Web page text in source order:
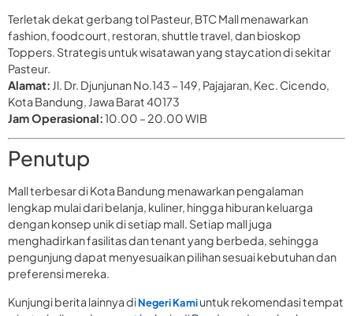
Terletak dekat gerbang tol Pasteur, BTC Mall menawarkan
fashion, foodcourt, restoran, shuttle travel, dan bioskop
Toppers. Strategis untuk wisatawan yang staycation di sekitar
Pasteur.
Alamat: Jl. Dr. Djunjunan No.143 – 149, Pajajaran, Kec. Cicendo,
Kota Bandung, Jawa Barat 40173
Jam Operasional:10.00 – 20.00 WIB
Penutup
Mall terbesar di Kota Bandung menawarkan pengalaman
lengkap mulai dari belanja, kuliner, hingga hiburan keluarga
dengan konsep unik di setiap mall. Setiap mall juga
menghadirkan fasilitas dan tenant yang berbeda, sehingga
pengunjung dapat menyesuaikan pilihan sesuai kebutuhan dan
preferensi mereka.
Kunjungi berita lainnya diNegeri Kamiuntuk rekomendasi tempat